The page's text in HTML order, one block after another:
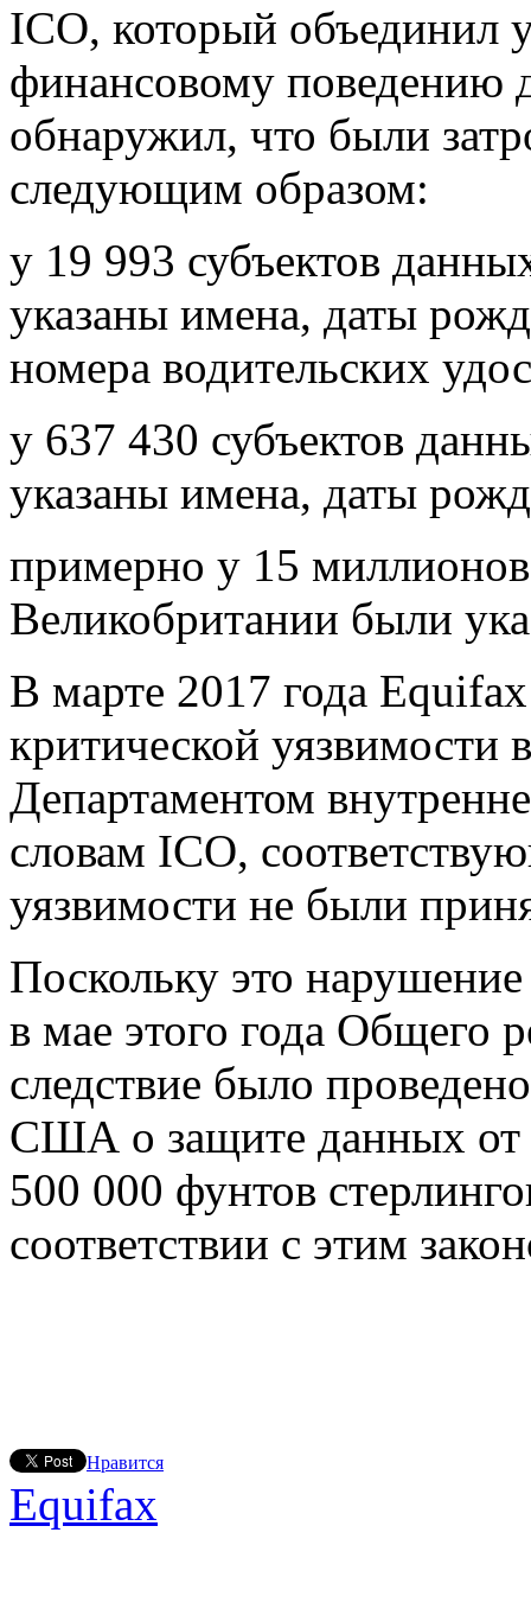
ICO, который объединил
финансовому поведению
обнаружил, что были
следующим образом:
у 19 993 субъектов
указаны имена, даты
номера водительских
у 637 430 субъектов
указаны имена, даты
примерно у 15
Великобритании были
В марте 2017 года
критической уязвимости
Департаментом
словам ICO,
уязвимости не были
Поскольку это
в мае этого года Общего
следствие было
США о защите данных от
500 000 фунтов
соответствии с этим
Нравится
Equifax